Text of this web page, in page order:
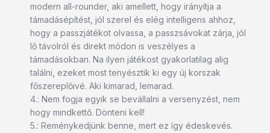
modern all-rounder, aki amellett, hogy irányítja a
támadásépítést, jól szerel és elég intelligens ahhoz,
hogy a passzjátékot olvassa, a passzsávokat zárja, jól
lő távolról és direkt módon is veszélyes a
támadásokban. Na ilyen játékost gyakorlatilag alig
találni, ezeket most tenyésztik ki egy új korszak
főszereplőivé. Aki kimarad, lemarad.
4.: Nem fogja egyik se bevállalni a versenyzést, nem
hogy mindkettő. Dönteni kell!
5.: Reménykedjünk benne, mert ez így édeskevés.